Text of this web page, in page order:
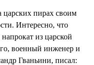
царских пирах своим
Интересно, что
из царской
военный инженер и
Гваньини, писал: